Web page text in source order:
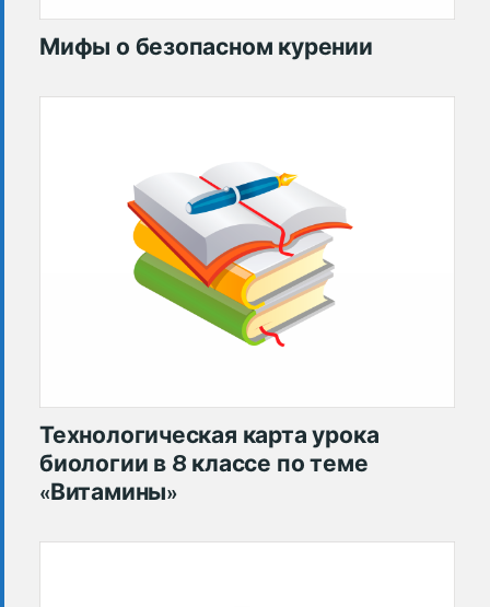
Мифы о безопасном курении
Технологическая карта урока
биологии в 8 классе по теме
«Витамины»